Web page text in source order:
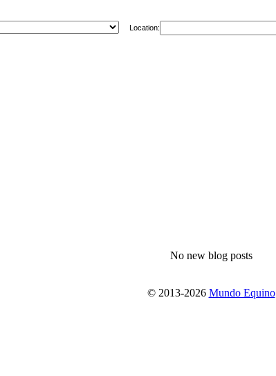
Location:
No new blog posts
© 2013-2026 Mundo Equino